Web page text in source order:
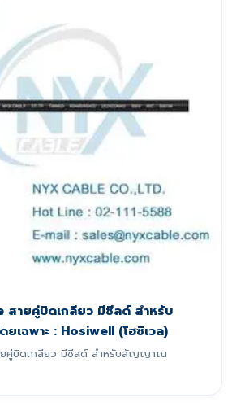
สายคู่บิดเกลียว มีชีลด์ สำหรับ
เฉพาะ : Hosiwell (โฮซิเวล)
ยคู่บิดเกลียว มีชีลด์ สำหรับสัญญาณ